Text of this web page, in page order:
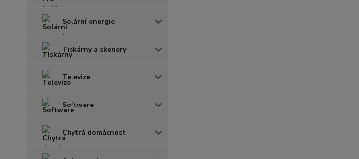
Solární energie
Tiskárny a skenery
Televize
Software
Chytrá domácnost